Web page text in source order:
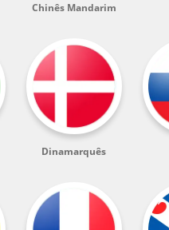
Chinês Mandarim
Dinamarquês